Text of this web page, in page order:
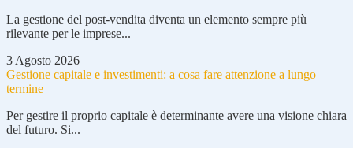
La gestione del post-vendita diventa un elemento sempre più
rilevante per le imprese...
3 Agosto 2026
Gestione capitale e investimenti: a cosa fare attenzione a lungo
termine
Per gestire il proprio capitale è determinante avere una visione chiara
del futuro. Si...